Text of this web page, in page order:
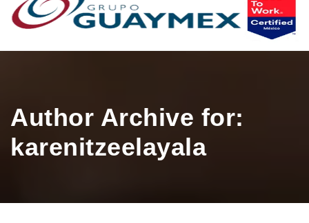
Author Archive for:
karenitzeelayala